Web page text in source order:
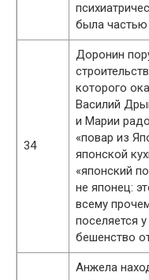
была частью
34
Доронин
которого
Василий
и Марии
«повар из
японской
«японский
не японец:
всему
поселяется
бешенство
Анжела